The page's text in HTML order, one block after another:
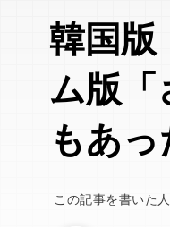
韓国版
ム版「
もあ
この記事を書いた人